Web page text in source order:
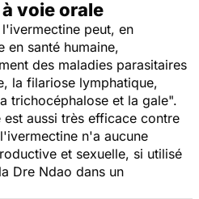
voie orale
peut, en
en santé humaine,
des maladies parasitaires
la filariose lymphatique,
trichocéphalose et la gale".
aussi très efficace contre
n'a aucune
et sexuelle, si utilisé
Dre Ndao dans un